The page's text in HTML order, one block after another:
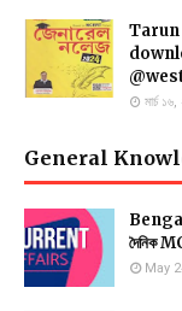
Tarun
মার্চ
General
দৈনিক
May